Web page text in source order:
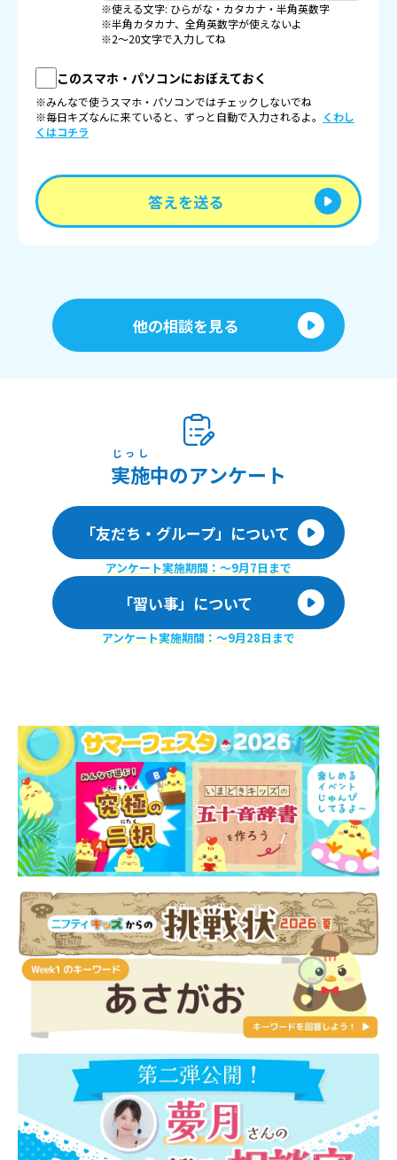
※使える文字: ひらがな・カタカナ・半角英数字
※半角カタカナ、全角英数字が使えないよ
※2〜20文字で入力してね
このスマホ・パソコンにおぼえておく
※みんなで使うスマホ・パソコンではチェックしないでね
※毎日キズなんに来ていると、ずっと自動で入力されるよ。 くわし
くはコチラ
答えを送る
他の相談を見る
実施
じっし
中のアンケート
「友だち・グループ」について
アンケート実施期間：〜9月7日まで
「習い事」について
アンケート実施期間：〜9月28日まで